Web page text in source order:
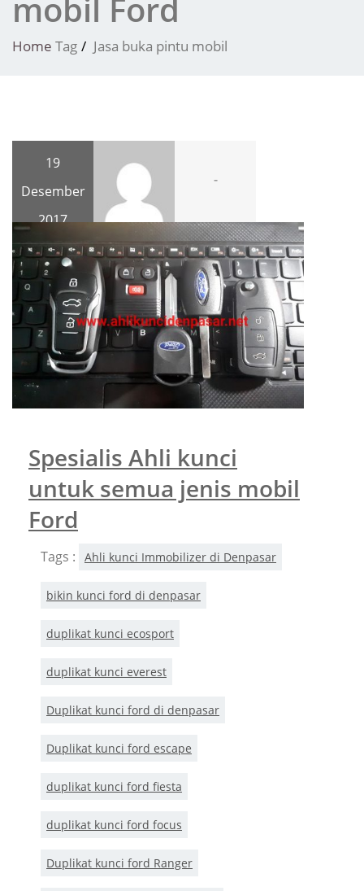
mobil Ford
Home Tag Jasa buka pintu mobil
19
Desember
2017
-
Spesialis Ahli kunci
untuk semua jenis mobil
Ford
Tags : Ahli kunci Immobilizer di Denpasar
bikin kunci ford di denpasar
duplikat kunci ecosport
duplikat kunci everest
Duplikat kunci ford di denpasar
Duplikat kunci ford escape
duplikat kunci ford fiesta
duplikat kunci ford focus
Duplikat kunci ford Ranger